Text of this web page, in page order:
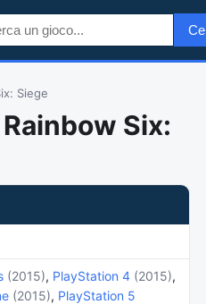
Siege
Six:
(2015), PlayStation 4 (2015),
(2015), PlayStation 5